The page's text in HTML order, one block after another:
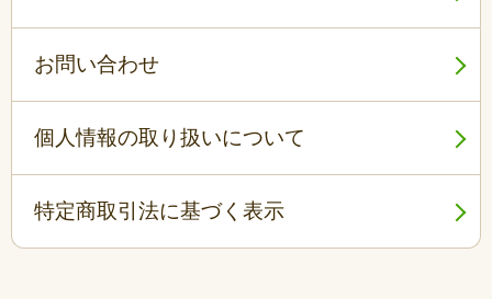
お問い合わせ
個人情報の取り扱いについて
特定商取引法に基づく表示